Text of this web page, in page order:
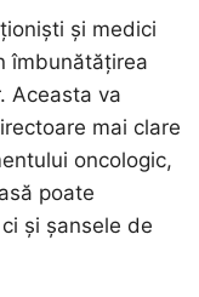
și medici
îmbunătățirea
Aceasta va
mai clare
oncologic,
poate
și șansele de